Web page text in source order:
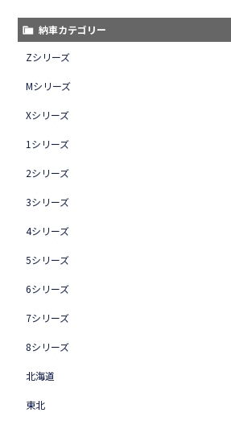
納車カテゴリー
Zシリーズ
Mシリーズ
Xシリーズ
1シリーズ
2シリーズ
3シリーズ
4シリーズ
5シリーズ
6シリーズ
7シリーズ
8シリーズ
北海道
東北